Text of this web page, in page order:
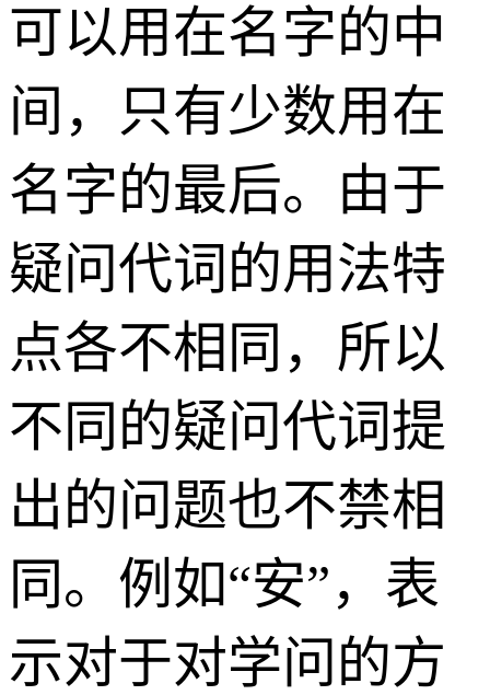
可以用在名字的中
间，只有少数用在
名字的最后。由于
疑问代词的用法特
点各不相同，所以
不同的疑问代词提
出的问题也不禁相
同。例如“安”，表
示对于对学问的方